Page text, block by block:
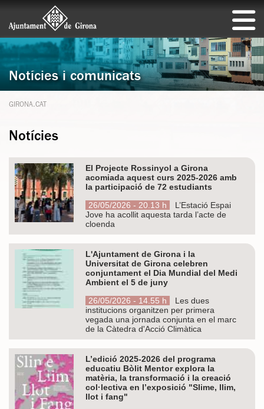
Notícies i comunicats
GIRONA.CAT
Notícies
El Projecte Rossinyol a Girona
acomiada aquest curs 2025-2026 amb
la participació de 72 estudiants
26/05/2026 - 20.13 h
L’Estació Espai
Jove ha acollit aquesta tarda l’acte de
cloenda
L'Ajuntament de Girona i la
Universitat de Girona celebren
conjuntament el Dia Mundial del Medi
Ambient el 5 de juny
26/05/2026 - 14.55 h
Les dues
institucions organitzen per primera
vegada una jornada conjunta en el marc
de la Càtedra d'Acció Climàtica
L’edició 2025-2026 del programa
educatiu Bòlit Mentor explora la
matèria, la transformació i la creació
col·lectiva en l’exposició "Slime, llim,
llot i fang"